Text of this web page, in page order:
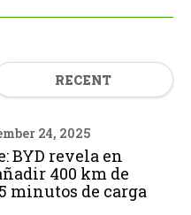
RECENT
24, 2025
BYD revela en
400 km de
minutos de carga